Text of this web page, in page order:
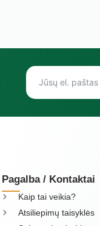
Pagalba / Kontaktai
Kaip tai veikia?
Atsiliepimų taisyklės